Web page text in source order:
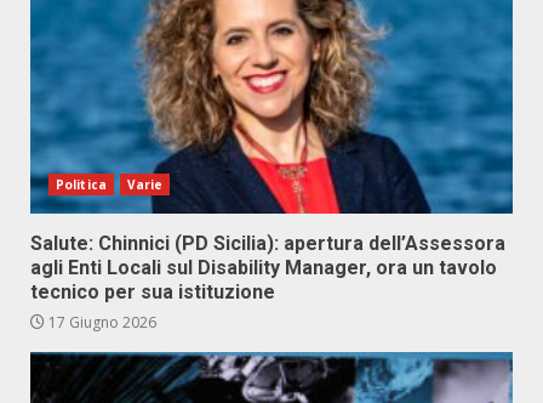
Politica Varie
Salute: Chinnici (PD Sicilia): apertura dell’Assessora
agli Enti Locali sul Disability Manager, ora un tavolo
tecnico per sua istituzione
17 Giugno 2026